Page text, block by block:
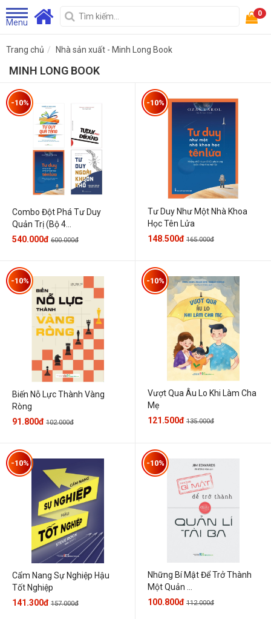
Menu
0
Trang chủ Nhà sản xuất - Minh Long Book
MINH LONG BOOK
Combo Đột Phá Tư Duy
Quản Trị (Bộ 4...
-10%
540.000đ 600.000đ
Tư Duy Như Một Nhà Khoa
Học Tên Lửa
-10%
148.500đ 165.000đ
Biến Nỗ Lực Thành Vàng
Ròng
-10%
91.800đ 102.000đ
Vượt Qua Âu Lo Khi Làm Cha
Mẹ
-10%
121.500đ 135.000đ
Cẩm Nang Sự Nghiệp Hậu
Tốt Nghiệp
-10%
141.300đ 157.000đ
Những Bí Mật Để Trở Thành
Một Quản ...
-10%
100.800đ 112.000đ